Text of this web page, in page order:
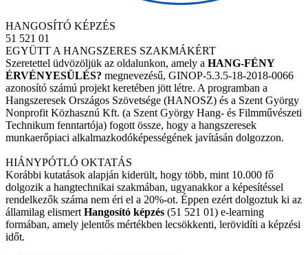
HANGOSÍTÓ KÉPZÉS
51 521 01
EGYÜTT A HANGSZERES SZAKMÁKÉRT
Szeretettel üdvözöljük az oldalunkon, amely a HANG-FÉNY
ÉRVÉNYESÜLÉS? megnevezésű, GINOP-5.3.5-18-2018-0066
azonosító számú projekt keretében jött létre. A programban a
Hangszeresek Országos Szövetsége (HANOSZ) és a Szent György
Nonprofit Közhasznú Kft. (a Szent György Hang- és Filmművészeti
Technikum fenntartója) fogott össze, hogy a hangszeresek
munkaerőpiaci alkalmazkodóképességének javításán dolgozzon.
HIÁNYPÓTLÓ OKTATÁS
Korábbi kutatások alapján kiderült, hogy több, mint 10.000 fő
dolgozik a hangtechnikai szakmában, ugyanakkor a képesítéssel
rendelkezők száma nem éri el a 20%-ot. Éppen ezért dolgoztuk ki az
államilag elismert Hangosító képzés (51 521 01) e-learning
formában, amely jelentős mértékben lecsökkenti, lerövidíti a képzési
időt.